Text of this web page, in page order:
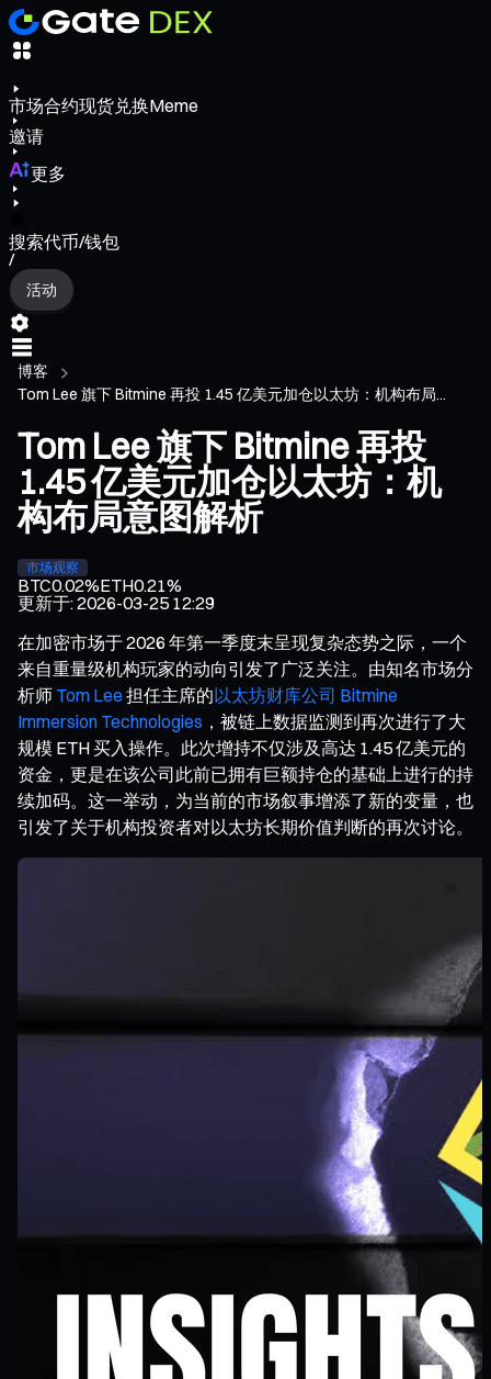
市场合约现货兑换Meme
邀请
更多
搜索代币/钱包
/
活动
博客
Tom Lee 旗下 Bitmine 再投 1.45 亿美元加仓以太坊：机构布局...
Tom Lee 旗下 Bitmine 再投
1.45 亿美元加仓以太坊：机
构布局意图解析
市场观察
BTC0.02%ETH0.21%
更新于:2026-03-25 12:29
在加密市场于 2026 年第一季度末呈现复杂态势之际，一个
来自重量级机构玩家的动向引发了广泛关注。由知名市场分
析师 Tom Lee 担任主席的以太坊财库公司 Bitmine
Immersion Technologies ，被链上数据监测到再次进行了大
规模 ETH 买入操作。此次增持不仅涉及高达 1.45 亿美元的
资金，更是在该公司此前已拥有巨额持仓的基础上进行的持
续加码。这一举动，为当前的市场叙事增添了新的变量，也
引发了关于机构投资者对以太坊长期价值判断的再次讨论。